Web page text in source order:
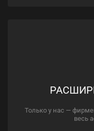
Только у нас —
весь